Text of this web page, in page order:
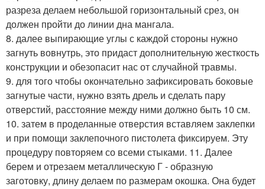
разреза делаем небольшой горизонтальный срез, он
должен пройти до линии дна мангала.
8. далее выпирающие углы с каждой стороны нужно
загнуть вовнутрь, это придаст дополнительную жесткость
конструкции и обезопасит нас от случайной травмы.
9. для того чтобы окончательно зафиксировать боковые
загнутые части, нужно взять дрель и сделать пару
отверстий, расстояние между ними должно быть 10 см.
10. затем в проделанные отверстия вставляем заклепки
и при помощи заклепочного пистолета фиксируем. Эту
процедуру повторяем со всеми стыками. 11. Далее
берем и отрезаем металлическую Г - образную
заготовку, длину делаем по размерам окошка. Она будет